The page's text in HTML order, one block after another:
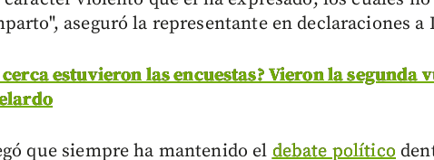
aseguró la representante en declaraciones a
cerca estuvieron las encuestas? Vieron la segunda
que siempre ha mantenido eldebate político